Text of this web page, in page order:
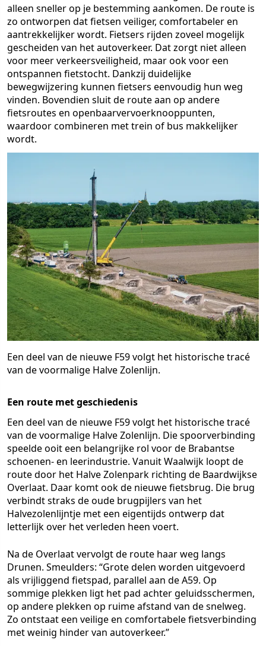
alleen sneller op je bestemming aankomen. De route is
zo ontworpen dat fietsen veiliger, comfortabeler en
aantrekkelijker wordt. Fietsers rijden zoveel mogelijk
gescheiden van het autoverkeer. Dat zorgt niet alleen
voor meer verkeersveiligheid, maar ook voor een
ontspannen fietstocht. Dankzij duidelijke
bewegwijzering kunnen fietsers eenvoudig hun weg
vinden. Bovendien sluit de route aan op andere
fietsroutes en openbaarvervoerknooppunten,
waardoor combineren met trein of bus makkelijker
wordt.
Een deel van de nieuwe F59 volgt het historische tracé
van de voormalige Halve Zolenlijn.
Een route met geschiedenis
Een deel van de nieuwe F59 volgt het historische tracé
van de voormalige Halve Zolenlijn. Die spoorverbinding
speelde ooit een belangrijke rol voor de Brabantse
schoenen- en leerindustrie. Vanuit Waalwijk loopt de
route door het Halve Zolenpark richting de Baardwijkse
Overlaat. Daar komt ook de nieuwe fietsbrug. Die brug
verbindt straks de oude brugpijlers van het
Halvezolenlijntje met een eigentijds ontwerp dat
letterlijk over het verleden heen voert.
Na de Overlaat vervolgt de route haar weg langs
Drunen. Smeulders: “Grote delen worden uitgevoerd
als vrijliggend fietspad, parallel aan de A59. Op
sommige plekken ligt het pad achter geluidsschermen,
op andere plekken op ruime afstand van de snelweg.
Zo ontstaat een veilige en comfortabele fietsverbinding
met weinig hinder van autoverkeer.”